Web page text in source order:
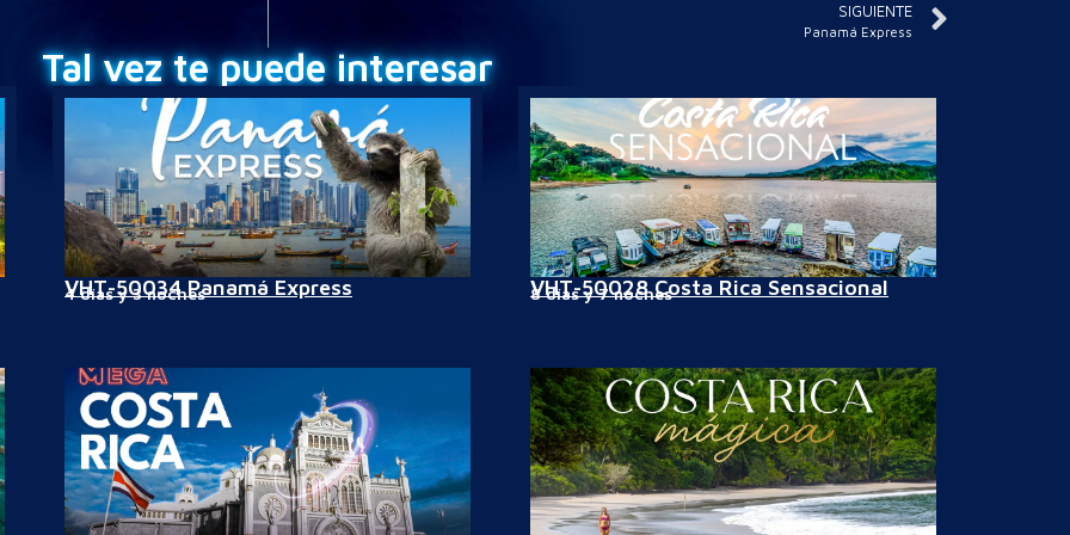
SIGUIENTE
Panamá Express
Tal vez te puede interesar
VHT-50034 Panamá Express
4 días y 3 noches VHT-50028 Costa Rica Sensacional
8 días y 7 noches